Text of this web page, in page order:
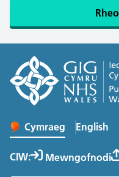
Newid iaith y wefan
Cymraeg English
–
CIW: Mewngofnodi